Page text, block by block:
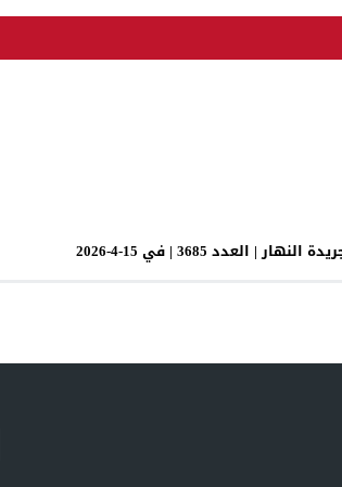
النهار | العدد 3685 | في 15-4-2026